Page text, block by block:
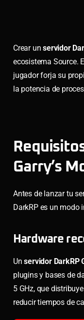
Crear unservidor
ecosistema Source.
jugador forja su
la potencia de
Garry’s
Antes de lanzar tu
DarkRP es un modo
Hardware
Unservidor DarkRP
plugins y bases de
5 GHz, que
reducir tiempos de